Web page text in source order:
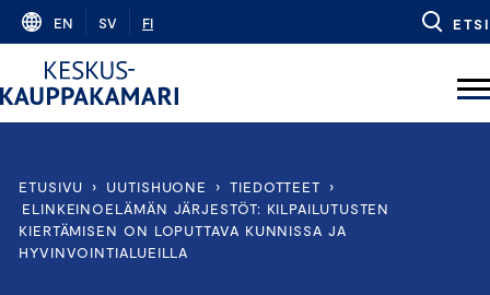
Skip
content
EN SV FI ETSI
ETUSIVU › UUTISHUONE › TIEDOTTEET
›
ELINKEINOELÄMÄN JÄRJESTÖT: KILPAILUTUSTEN
KIERTÄMISEN ON LOPUTTAVA KUNNISSA JA
HYVINVOINTIALUEILLA